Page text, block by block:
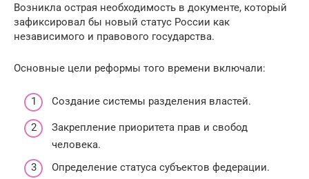
Возникла острая необходимость в документе, который
зафиксировал бы новый статус России как
независимого и правового государства.
Основные цели реформы того времени включали:
Создание системы разделения властей.
Закрепление приоритета прав и свобод
человека.
Определение статуса субъектов федерации.